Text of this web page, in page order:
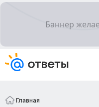
Главная